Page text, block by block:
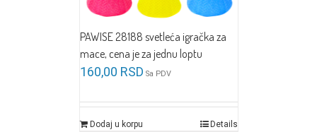
PAWISE 28188 svetleća igračka za
mace, cena je za jednu loptu
160,00 RSD Sa PDV
Dodaj u korpu Details